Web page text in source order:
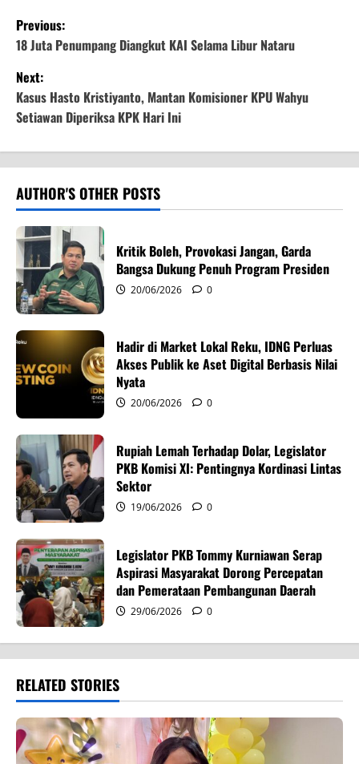
P
o
s
t
n
a
v
i
g
a
t
i
o
n
Previous:
18 Juta Penumpang Diangkut KAI Selama Libur Nataru
Next:
Kasus Hasto Kristiyanto, Mantan Komisioner KPU Wahyu
Setiawan Diperiksa KPK Hari Ini
AUTHOR'S OTHER POSTS
Kritik Boleh, Provokasi Jangan, Garda
Bangsa Dukung Penuh Program Presiden
20/06/2026 0
Hadir di Market Lokal Reku, IDNG Perluas
Akses Publik ke Aset Digital Berbasis Nilai
Nyata
20/06/2026 0
Rupiah Lemah Terhadap Dolar, Legislator
PKB Komisi XI: Pentingnya Kordinasi Lintas
Sektor
19/06/2026 0
Legislator PKB Tommy Kurniawan Serap
Aspirasi Masyarakat Dorong Percepatan
dan Pemerataan Pembangunan Daerah
29/06/2026 0
RELATED STORIES